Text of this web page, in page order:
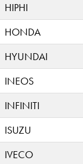
HIPHI
HONDA
HYUNDAI
INEOS
INFINITI
ISUZU
IVECO